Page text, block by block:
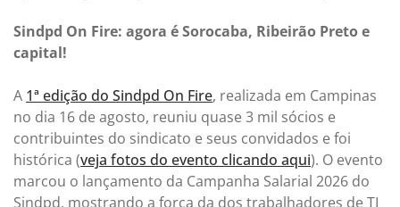
Sindpd On Fire: agora é Sorocaba, Ribeirão Preto e
capital!
A 1ª edição do Sindpd On Fire, realizada em Campinas
no dia 16 de agosto, reuniu quase 3 mil sócios e
contribuintes do sindicato e seus convidados e foi
histórica (veja fotos do evento clicando aqui). O evento
marcou o lançamento da Campanha Salarial 2026 do
Sindpd, mostrando a força da dos trabalhadores de TI